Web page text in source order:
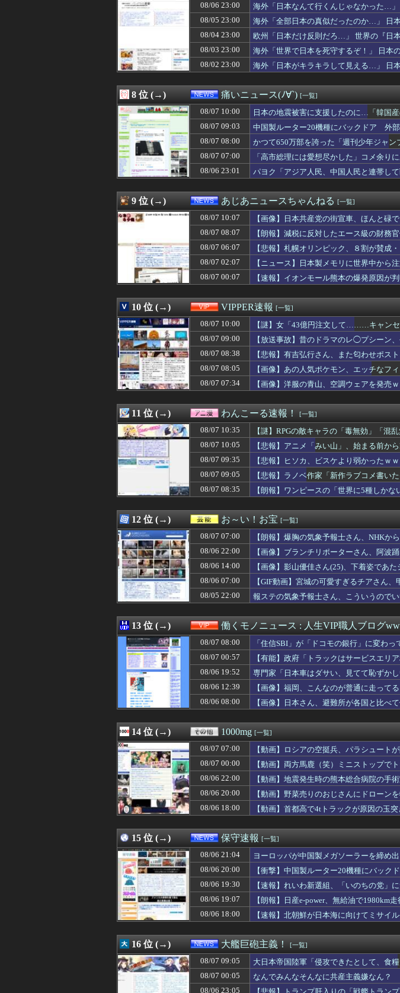
08/07 09:57
パ・リーグ直近10年の優勝球団www
08/07 09:57
アルコール依存症の夫が大暴れ。私「休肝日くらい作
08/07 09:55
円高デメリット…米S&P500が最高値も円高でオルカン
中国外務省、広島原爆投下に関して「同情を得ようと
08/07 09:54
【朗報】山田哲人、めちゃくちゃやる気があったこと
08/07 09:54
LバジリスクⅣ XBが検定通過！！バジリスクナンバリ
08/07 09:48
こども部屋おじさんの日常、もうめちゃくちゃｗｗｗ
08/07 09:46
【悲報】へずま、コロナに感染か
08/07 09:45
【画像】今週の咲-Saki-、役満炸裂で大荒れwwww.
08/07 09:45
◆悲報◆広島カープさんゾンビタバコで閑古鳥！超絶ガ
08/07 09:45
学校の勉強以外に一時間～一時間半ぐらい勉強してる
08/07 09:43
積水ハウス「地面師に55億円騙し取られた…」ワイ「
08/07 09:42
ソードコンピューター、新型マイコン「c100」を
08/07 09:40
新入社員の教育担当になった。私「ほら、電話とって
08/07 09:40
被爆者団体「政府与党で言われている非核三原則の見
08/07 09:40
中国にて、誰も欲しがらないEVを「売れたこと」にし
08/07 09:39
【画像】 ボディービルダーの横川尚隆さん、最新の姿が
08/07 09:39
夫に「自炊を覚えて！一緒に料理しよう」と言ったら
08/07 09:38
【画像】石渡花菜アナが巨乳をキンプリに見せつけて
【画像】AI「写真の背景削除？ガンプラの箱追加しと
韓国人「大統領が直接乗り出して大韓サッカー協会の
08/07 09:35
【朗報】若い女の子からする「甘い匂い」の正体⇒ｗｗ
08/07 09:35
【悲報】ヒソカ、ビスケより弱かったｗｗｗｗ
08/07 09:34
【画像】ムチムチJK「デカパイ見せつけながらピース
08/07 09:34
海外「誰が借りてた？」茨城の不法滞在アパートに海
08/07 09:33
【画像】声優の上坂すみれさん、ガチでシコらせにくる
08/07 09:33
ワイ「セ○クスしよｗｗｗｗ」女友達｢ヤってもいい
08/07 09:33
【おすすめ漫画】ねこねこ日和は安定の癒し・・・・
08/07 09:31
「高市総理には愛想尽かした」コメ余りに農家が悲鳴
08/07 09:31
【悲報】週刊少年ジャンプ、発行部数100万部割れ
08/07 09:31
韓国人「海外の超有名アーティストって、なんで日本
08/07 09:31
【悲報】FIFA会長、UEFAが許してくれなくて詰む
08/07 09:30
主人の通帳を見たら、１０年間仕送りしている女性が
08/07 09:30
【悲報】山本太郎氏、Xプロフィールを「猫好きおじさ
08/07 09:30
YouTubeプレミアムって普通入ってるよな？
08/07 09:30
これが“今”の“レトロゲーム”です
08/07 09:29
大谷翔平 打率.297(6位) 26本(6位) 69打点(11位) OPS.9...
08/07 09:29
俺「お前ら親指の指紋を見てみろｗ」スレ民「何があ
08/07 09:29
腹痛と下痢が止まらず…間違いなく原因は昨日のあれ
08/07 09:29
【画像】めしぬま、キモくなってしまう
中露軍艦4隻が”日本一周”
【ダブスタ】逆に立憲の支持者に聞きたい。前回参院選
08/07 09:26
【為替相場】ドル円は1ドル158円台半ば 介入警戒を
08/07 09:25
【驚愕】女友達に専属でｸﾝﾆさせてもらってるｗｗｗｗ
08/07 09:25
韓国人「どうやら五輪サッカー日韓戦でも審判の接待
08/07 09:24
万年赤字のインドネシア新幹線。負債を埋めるため政府
08/07 09:21
ザイオンか佐野どっちかは本当ビッグクラブ行って欲
08/07 09:21
不動産投資ファンド｢みんなで大家さん｣､約2881億円の
08/07 09:20
可愛すぎるおむすび屋さん（28）、新店舗に4000万円
08/07 09:20
【朗報】USスチール、日鉄に買収された瞬間1800億円
08/07 09:20
『ど根性ガエルの娘』全巻「70％オフ」セール！全7巻
08/07 09:20
【日本水産物輸入禁止に釈明が必要】 韓国のCPTPP加
08/07 09:18
【衝撃】居酒屋「6人で長居して会計4939円！喋りたい
08/07 09:16
【朗報】『ぽこあポケモン』の売上946万本
08/07 09:15
16歳から結婚するまで、既婚男性をからかうことを繰
08/07 09:15
家族旅行にSwitchって持っていく？
08/07 09:15
次の選挙迄の命だな 〜 【速報】れいわ新選組、新
08/07 09:15
【悲報】肉便器扱いしてた女、母親の友達の娘だった
08/07 09:13
私の好きな日本語がこれだ←「日本は太っ腹だな」（海
08/07 09:12
【悲報】 同人ゲーサークルさん、Steamの売上入金を
08/07 09:12
【悲報】愛煙家の岸谷蘭丸、『大爆発』してしまう！
08/07 09:12
韓国人「現在の日本の沖縄のスーパーは台風のおかげ
08/07 09:12
【朗報】イギリス、タバコ販売禁止法案を可決wwwwww
08/07 09:11
芸能界を引退した爆乳女、なぜか今もSNSでお◯ぱい画
08/07 09:11
海外「先進国で日本だけパスポート所有率が低すぎる
08/07 09:10
ニコニコ出身者が豪華すぎると話題に なんでyoutube
08/07 09:10
研究者「株式投資にハマる若者はギャンブルにハマる
08/07 09:10
【画像あり】わざわざ大学を卒業したのに新卒でタク
08/07 09:10
【速報】刃物を持って中国大使館に侵入した自衛官、
08/07 09:09
【画像あり】Iカップ女さん「私の自慢のボディ見て❤
08/07 09:09
陸上100m全国大会1位の中学生、サッカー部でゴール
08/07 09:09
資格学校の同級生が会話中私の頭を叩いてくるけどや
08/06 23:00
海外「日本なんて行くんじゃなかった…
08/05 23:00
海外「全部日本の真似だったのか…」 日
08/04 23:00
欧州「日本だけ反則だろ…」 世界の『日
08/03 23:00
海外「世界で日本を死守するぞ！」 日本
08/02 23:00
海外「日本がキラキラして見える…」 日
8 位 (→) 痛いニュース(ﾉ∀`) [一覧]
08/07 10:00
日本の地震被害に支援したのに…「韓国産
08/07 09:03
中国製ルーター20機種にバックドア 外
08/07 08:00
かつて650万部を誇った「週刊少年ジャ
08/07 07:00
「高市総理には愛想尽かした」コメ余
る」農家も
08/06 23:01 パヨク「アジア人民、中国人民と連帯し
9 位 (→) あじあニュースちゃんねる [一覧]
08/07 10:07
【画像】日本共産党の街宣車、ほんと碌
08/07 08:07
【朗報】減税に反対したエース級の財務
08/07 06:07
【悲報】札幌オリンピック、８割が賛成・
08/07 02:07
【ニュース】日本製メモリに世界中から
08/07 00:07
【速報】イオンモール熊本の爆発原因が
10 位 (→) VIPPER速報 [一覧]
08/07 10:00
【謎】女「43億円注文して………キャン
08/07 09:00
【放送事故】昔のドラマのレ◯プシーン
08/07 08:38
【悲報】有吉弘行さん、また匂わせポス
08/07 08:05
【画像】あの人気ポケモン、エッチなフ
08/07 07:34
【画像】洋服の青山、空調ウェアを発売
11 位 (→) わんこーる速報！ [一覧]
08/07 10:35
【謎】RPGの敵キャラの「毒無効」「混
08/07 10:05
【悲報】アニメ「みい山」、始まる前か
08/07 09:35
【悲報】ヒソカ、ビスケより弱かったｗ
08/07 09:05
【悲報】ラノベ作家「新作ラブコメ書い
08/07 08:35
【朗報】ワンピースの「世界に5種しか
12 位 (→) お～い！お宝 [一覧]
08/07 07:00
【朗報】爆胸の気象予報士さん、NHKか
08/06 22:00
【画像】ブランチリポーターさん、阿波
08/06 14:00
【画像】影山優佳さん(25)、下着姿であ
08/06 07:00
【GIF動画】宮城の可愛すぎるチアさん
08/05 22:00
報ステの気象予報士さん、こういうので
13 位 (→) 働くモノニュース : 人生VIP職人ブログ
08/07 08:00
「住信SBI」が「ドコモの銀行」に変わ
08/07 00:57
【有能】政府「トラックはサービスエリ
08/06 19:52
専門家「日本車はダサい、見てて恥ずかし
08/06 12:39
【画像】福岡、こんなのが普通に走って
08/06 08:00
【画像】日本さん、避難所が各国と比べ
14 位 (→) 1000mg [一覧]
08/07 07:00
【動画】ロシアの空挺兵、パラシュート
08/07 00:00
【動画】両方馬鹿（笑）ミニストップで
08/06 22:00
【動画】地震発生時の熊本総合病院の手
08/06 20:00
【動画】野菜売りのおじさんにドローン
08/06 18:00
【動画】首都高で4tトラックが原因の玉
15 位 (→) 保守速報 [一覧]
08/06 21:04
ヨーロッパが中国製メガソーラーを締め
08/06 20:00
【衝撃】中国製ルーター20機種にバック
08/06 19:30
【速報】れいわ新選組、「いのちの党」
08/06 19:07
【朗報】日産e-power、無給油で1980km
08/06 18:00
【速報】北朝鮮が日本海に向けてミサイ
16 位 (→) 大艦巨砲主義！ [一覧]
08/07 09:05
大日本帝国陸軍「侵攻できたとして、食
08/07 00:05
なんでみんなそんなに共産主義嫌なん？
08/06 23:05